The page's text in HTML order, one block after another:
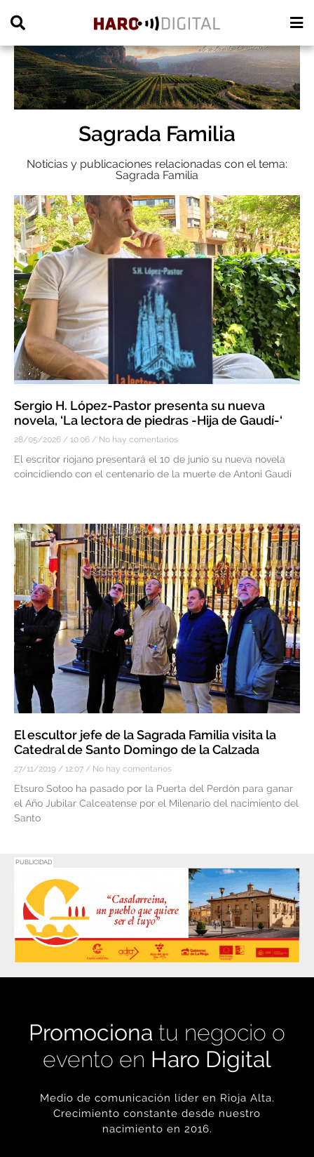
Sagrada Familia
Noticias y publicaciones relacionadas con el tema:
Sagrada Familia
Sergio H. López-Pastor presenta su nueva
novela, ‘La lectora de piedras -Hija de Gaudí-‘
28/05/2026 10:06 No hay comentarios
El escritor riojano presentará el 10 de junio su nueva novela
coincidiendo con el centenario de la muerte de Antoni Gaudí
El escultor jefe de la Sagrada Familia visita la
Catedral de Santo Domingo de la Calzada
27/11/2019 12:07 No hay comentarios
Etsuro Sotoo ha pasado por la Puerta del Perdón para ganar
el Año Jubilar Calceatense por el Milenario del nacimiento del
Santo
PUBLICIDAD
Promociona tu negocio o
evento en Haro Digital
Medio de comunicación líder en Rioja Alta.
Crecimiento constante desde nuestro
nacimiento en 2016.